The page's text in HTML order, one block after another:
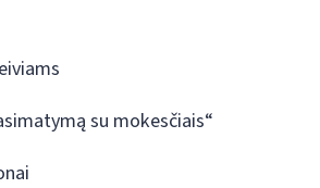
su mokesčiais“